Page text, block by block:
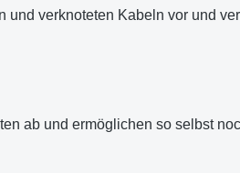
verknoteten Kabeln vor und
ab und ermöglichen so selbst